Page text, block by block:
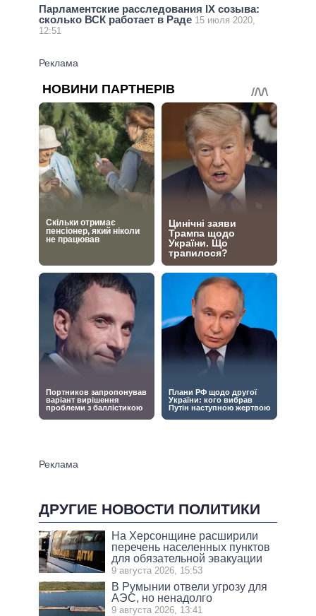
Парламентские расследования IХ созыва:
сколько ВСК работает в Раде 15 июля 2020,
12:51
ДРУГИЕ НОВОСТИ ПОЛИТИКИ
На Херсонщине расширили
перечень населенных пунктов
для обязательной эвакуации
9 августа 2026, 15:53
В Румынии отвели угрозу для
АЭС, но ненадолго
9 августа 2026, 13:41